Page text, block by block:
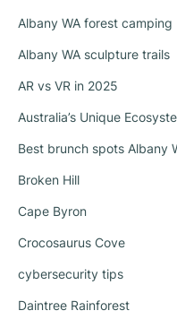
Albany WA forest camping
Albany WA sculpture trails
AR vs VR in 2025
Australia’s Unique
Best brunch spots Albany
Broken Hill
Cape Byron
Crocosaurus Cove
cybersecurity tips
Daintree Rainforest